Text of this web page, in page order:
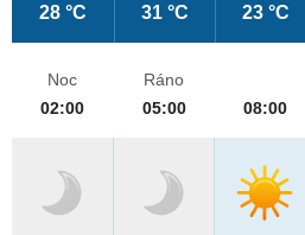
28 °C 31 °C 23 °C
Noc
02:00
Ráno
05:00
08:00